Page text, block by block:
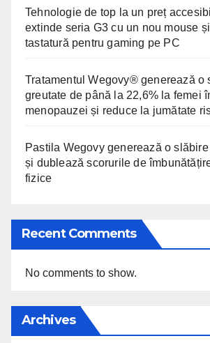
Tehnologie de top la un preț
extinde seria G3 cu un nou mouse
tastatură pentru gaming pe PC
Tratamentul Wegovy® generează o
greutate de până la 22,6% la femei
menopauzei și reduce la jumătate
Pastila Wegovy generează o
și dublează scorurile de
fizice
Recent Comments
No comments to show.
Archives